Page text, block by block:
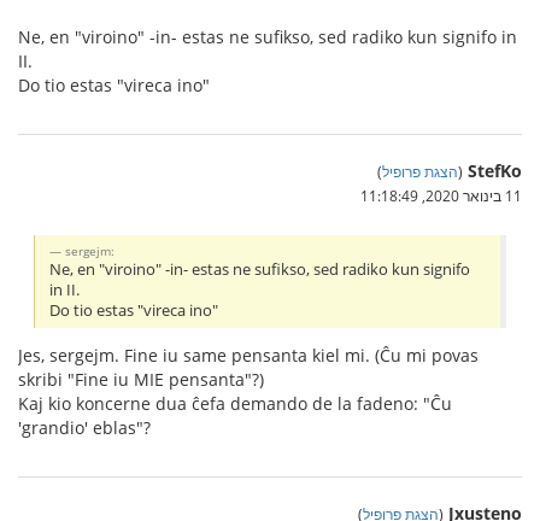
Ne, en "viroino" -in- estas ne sufikso, sed radiko kun signifo in
II.
Do tio estas "vireca ino"
StefKo
(הצגת פרופיל)
11 בינואר 2020, 11:18:49
sergejm:
Ne, en "viroino" -in- estas ne sufikso, sed radiko kun signifo
in II.
Do tio estas "vireca ino"
Jes, sergejm. Fine iu same pensanta kiel mi. (Ĉu mi povas
skribi "Fine iu MIE pensanta"?)
Kaj kio koncerne dua ĉefa demando de la fadeno: "Ĉu
'grandio' eblas"?
Jxusteno
(הצגת פרופיל)